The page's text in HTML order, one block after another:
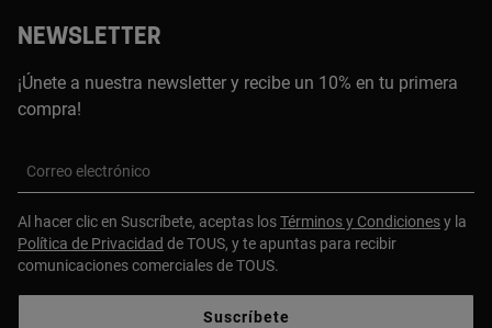
NEWSLETTER
¡Únete a nuestra newsletter y recibe un 10% en tu primera
compra!
Correo electrónico
Al hacer clic en Suscríbete, aceptas losTérminos y Condicionesy la
Política de Privacidad de TOUS, y te apuntas para recibir
comunicaciones comerciales de TOUS.
Suscríbete